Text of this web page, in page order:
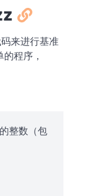
来进行基准
程序，
的整数（包